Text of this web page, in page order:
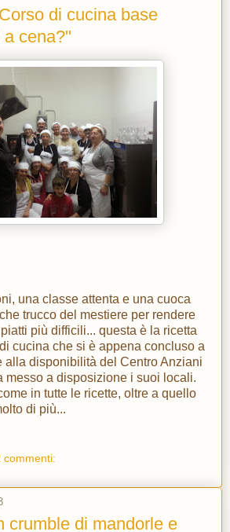
di cucina base
cena?"
una classe attenta e una cuoca
trucco del mestiere per rendere
più difficili... questa è la ricetta
cucina che si è appena concluso a
alla disponibilità del Centro Anziani
messo a disposizione i suoi locali.
in tutte le ricette, oltre a quello
di più...
commenti:
crumble di mandorle e